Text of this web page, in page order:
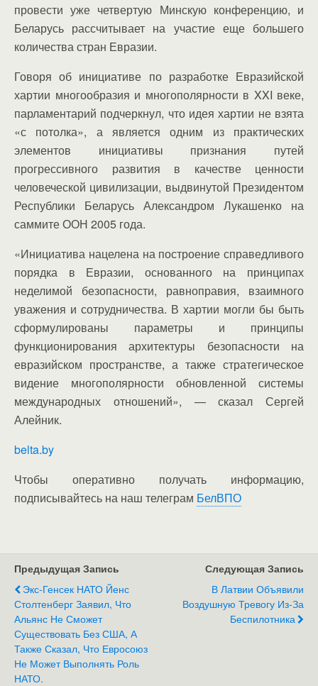
провести уже четвертую Минскую конференцию, и
Беларусь рассчитывает на участие еще большего
количества стран Евразии.
Говоря об инициативе по разработке Евразийской
хартии многообразия и многополярности в XXI веке,
парламентарий подчеркнул, что идея хартии не взята
«с потолка», а является одним из практических
элементов инициативы признания путей
прогрессивного развития в качестве ценности
человеческой цивилизации, выдвинутой Президентом
Республики Беларусь Александром Лукашенко на
саммите ООН 2005 года.
«Инициатива нацелена на построение справедливого
порядка в Евразии, основанного на принципах
неделимой безопасности, равноправия, взаимного
уважения и сотрудничества. В хартии могли бы быть
сформулированы параметры и принципы
функционирования архитектуры безопасности на
евразийском пространстве, а также стратегическое
видение многополярности обновленной системы
международных отношений», — сказал Сергей
Алейник.
belta.by
Чтобы оперативно получать информацию,
подписывайтесь на наш телеграм БелВПО
Предыдущая Запись
Экс-Генсек НАТО Йенс
Столтенберг Заявил, Что
Альянс Не Сможет
Существовать Без США, А
Также Сказал, Что Евросоюз
Не Может Выполнять Роль
НАТО.
Следующая Запись
В Латвии Объявили
Воздушную Тревогу Из-За
Беспилотника